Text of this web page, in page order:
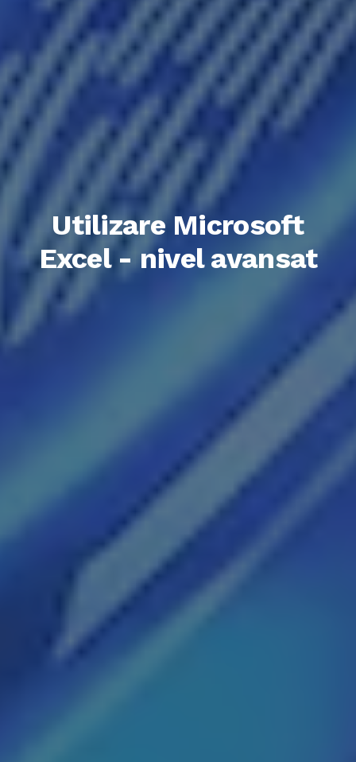
Utilizare Microsoft
Excel - nivel avansat